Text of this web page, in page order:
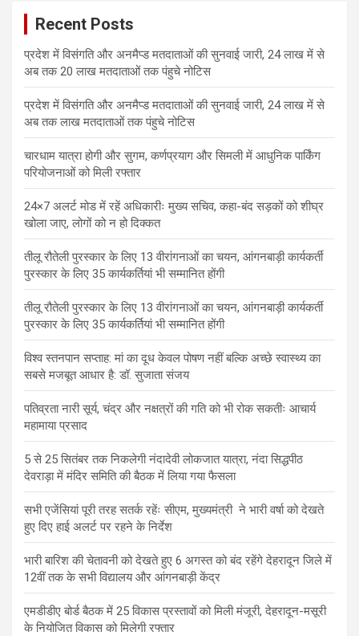
Recent Posts
प्रदेश में विसंगति और अनमैप्ड मतदाताओं की सुनवाई जारी, 24 लाख में से
अब तक 20 लाख मतदाताओं तक पंहुचे नोटिस
प्रदेश में विसंगति और अनमैप्ड मतदाताओं की सुनवाई जारी, 24 लाख में से
अब तक लाख मतदाताओं तक पंहुचे नोटिस
चारधाम यात्रा होगी और सुगम, कर्णप्रयाग और सिमली में आधुनिक पार्किंग
परियोजनाओं को मिली रफ्तार
24×7 अलर्ट मोड में रहें अधिकारीः मुख्य सचिव, कहा-बंद सड़कों को शीघ्र
खोला जाए, लोगों को न हो दिक्कत
तीलू रौतेली पुरस्कार के लिए 13 वीरांगनाओं का चयन, आंगनबाड़ी कार्यकर्ती
पुरस्कार के लिए 35 कार्यकर्तियां भी सम्मानित होंगी
तीलू रौतेली पुरस्कार के लिए 13 वीरांगनाओं का चयन, आंगनबाड़ी कार्यकर्ती
पुरस्कार के लिए 35 कार्यकर्तियां भी सम्मानित होंगी
विश्व स्तनपान सप्ताह: मां का दूध केवल पोषण नहीं बल्कि अच्छे स्वास्थ्य का
सबसे मजबूत आधार है: डॉ. सुजाता संजय
पतिव्रता नारी सूर्य, चंद्र और नक्षत्रों की गति को भी रोक सकतीः आचार्य
महामाया प्रसाद
5 से 25 सितंबर तक निकलेगी नंदादेवी लोकजात यात्रा, नंदा सिद्धपीठ
देवराड़ा में मंदिर समिति की बैठक में लिया गया फैसला
सभी एजेंसियां पूरी तरह सतर्क रहेंः सीएम, मुख्यमंत्री ने भारी वर्षा को देखते
हुए दिए हाई अलर्ट पर रहने के निर्देश
भारी बारिश की चेतावनी को देखते हुए 6 अगस्त को बंद रहेंगे देहरादून जिले में
12वीं तक के सभी विद्यालय और आंगनबाड़ी केंद्र
एमडीडीए बोर्ड बैठक में 25 विकास प्रस्तावों को मिली मंजूरी, देहरादून-मसूरी
के नियोजित विकास को मिलेगी रफ्तार